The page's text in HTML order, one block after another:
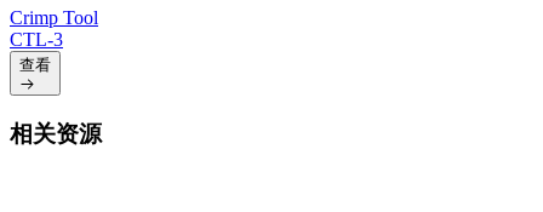
Crimp Tool
CTL-3
查看
相关资源